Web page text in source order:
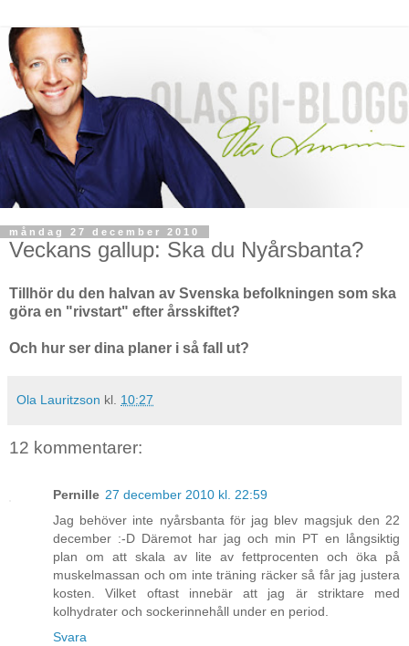
måndag 27 december 2010
Veckans gallup: Ska du Nyårsbanta?
Tillhör du den halvan av Svenska befolkningen som ska
göra en "rivstart" efter årsskiftet?
Och hur ser dina planer i så fall ut?
Ola Lauritzson kl. 10:27
12 kommentarer:
Pernille 27 december 2010 kl. 22:59
Jag behöver inte nyårsbanta för jag blev magsjuk den 22
december :-D Däremot har jag och min PT en långsiktig
plan om att skala av lite av fettprocenten och öka på
muskelmassan och om inte träning räcker så får jag justera
kosten. Vilket oftast innebär att jag är striktare med
kolhydrater och sockerinnehåll under en period.
Svara